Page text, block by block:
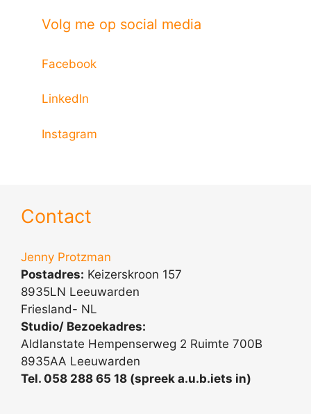
Volg me op social media
Facebook
LinkedIn
Instagram
Contact
Jenny Protzman
Postadres: Keizerskroon 157
8935LN Leeuwarden
Friesland- NL
Studio/ Bezoekadres:
Aldlanstate Hempenserweg 2 Ruimte 700B
8935AA Leeuwarden
Tel. 058 288 65 18 (spreek a.u.b.iets in)